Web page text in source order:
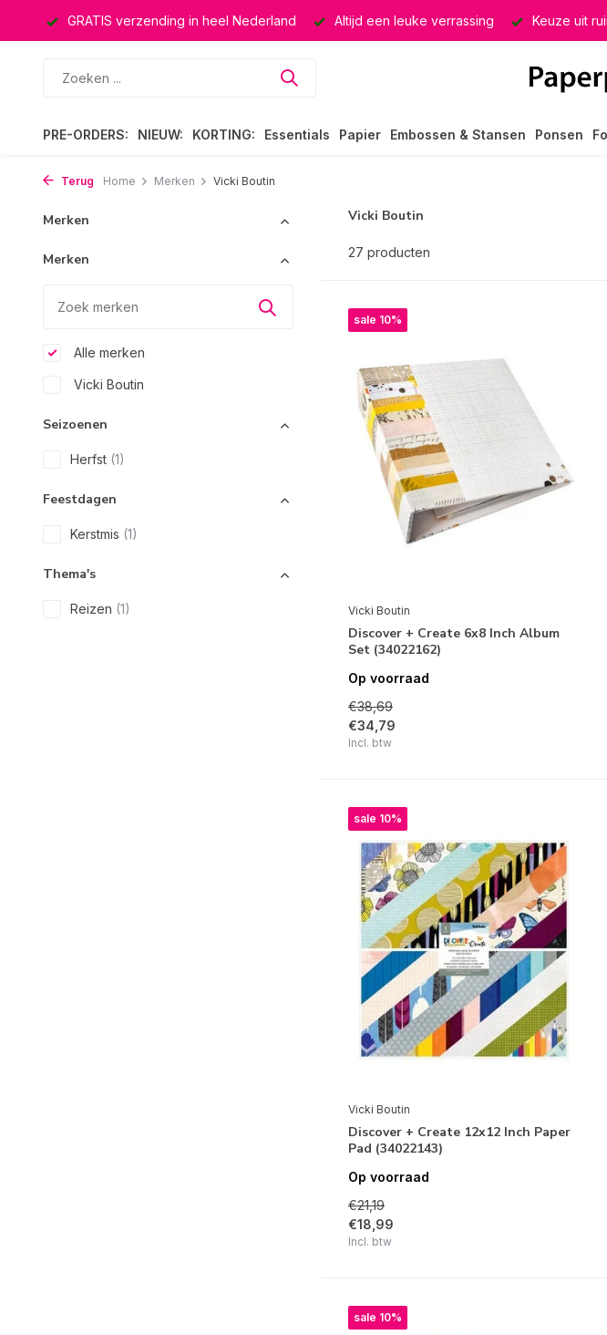
Altijd een leuke verrassing Keuze uit ruim 40.000 producten GRATIS
PRE-ORDERS: NIEUW: KORTING: Essentials Papier Embossen & Stansen Ponsen
Terug Home Merken Vicki Boutin
Merken
Merken
Alle merken
Vicki Boutin
Seizoenen
Herfst (1)
Feestdagen
Kerstmis (1)
Thema's
Reizen (1)
Vicki Boutin
27 producten
sale 10%
Vicki Boutin
Discover + Create 6x8 Inch Album
Set (34022162)
Op voorraad
€38,69
€34,79
Incl. btw
sale 10%
Vicki Boutin
Discover + Create 12x12 Inch Paper
Pad (34022143)
Op voorraad
€21,19
€18,99
Incl. btw
sale 10%